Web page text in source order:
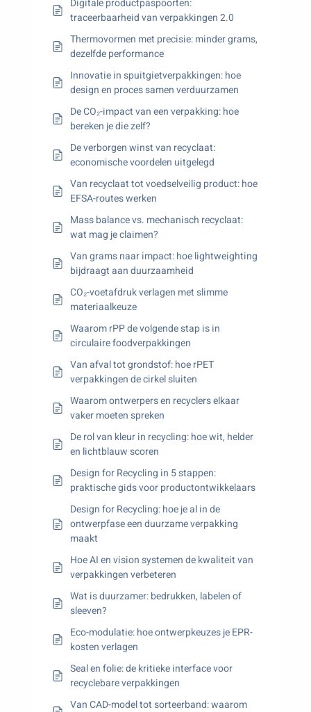
Digitale productpaspoorten:
traceerbaarheid van verpakkingen 2.0
Thermovormen met precisie: minder grams,
dezelfde performance
Innovatie in spuitgietverpakkingen: hoe
design en proces samen verduurzamen
De CO₂-impact van een verpakking: hoe
bereken je die zelf?
De verborgen winst van recyclaat:
economische voordelen uitgelegd
Van recyclaat tot voedselveilig product: hoe
EFSA-routes werken
Mass balance vs. mechanisch recyclaat:
wat mag je claimen?
Van grams naar impact: hoe lightweighting
bijdraagt aan duurzaamheid
CO₂-voetafdruk verlagen met slimme
materiaalkeuze
Waarom rPP de volgende stap is in
circulaire foodverpakkingen
Van afval tot grondstof: hoe rPET
verpakkingen de cirkel sluiten
Waarom ontwerpers en recyclers elkaar
vaker moeten spreken
De rol van kleur in recycling: hoe wit, helder
en lichtblauw scoren
Design for Recycling in 5 stappen:
praktische gids voor productontwikkelaars
Design for Recycling: hoe je al in de
ontwerpfase een duurzame verpakking
maakt
Hoe AI en vision systemen de kwaliteit van
verpakkingen verbeteren
Wat is duurzamer: bedrukken, labelen of
sleeven?
Eco-modulatie: hoe ontwerpkeuzes je EPR-
kosten verlagen
Seal en folie: de kritieke interface voor
recyclebare verpakkingen
Van CAD-model tot sorteerband: waarom